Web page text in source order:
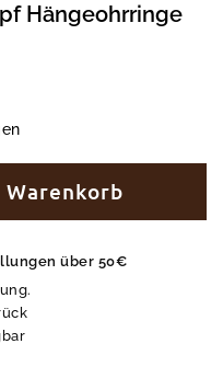
Hängeohrringe
Warenkorb
über 50€